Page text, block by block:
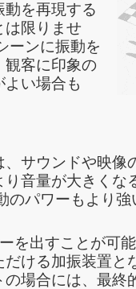
動を再現する
は限りませ
ーンに振動を
観客に印象の
い場合も
サウンドや映像
音量が大きくな
のパワーもより
を出すことが可
だける加振装置と
場合には、最終